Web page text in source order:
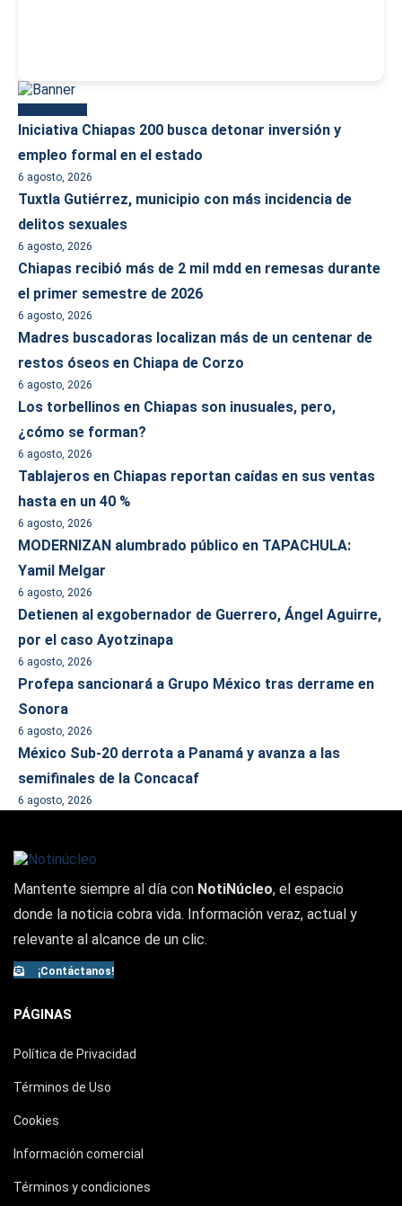
Iniciativa Chiapas 200 busca detonar inversión y
empleo formal en el estado
6 agosto, 2026
Tuxtla Gutiérrez, municipio con más incidencia de
delitos sexuales
6 agosto, 2026
Chiapas recibió más de 2 mil mdd en remesas durante
el primer semestre de 2026
6 agosto, 2026
Madres buscadoras localizan más de un centenar de
restos óseos en Chiapa de Corzo
6 agosto, 2026
Los torbellinos en Chiapas son inusuales, pero,
¿cómo se forman?
6 agosto, 2026
Tablajeros en Chiapas reportan caídas en sus ventas
hasta en un 40 %
6 agosto, 2026
MODERNIZAN alumbrado público en TAPACHULA:
Yamil Melgar
6 agosto, 2026
Detienen al exgobernador de Guerrero, Ángel Aguirre,
por el caso Ayotzinapa
6 agosto, 2026
Profepa sancionará a Grupo México tras derrame en
Sonora
6 agosto, 2026
México Sub-20 derrota a Panamá y avanza a las
semifinales de la Concacaf
6 agosto, 2026
Mantente siempre al día con NotiNúcleo, el espacio
donde la noticia cobra vida. Información veraz, actual y
relevante al alcance de un clic.
¡Contáctanos!
PÁGINAS
Política de Privacidad
Términos de Uso
Cookies
Información comercial
Términos y condiciones